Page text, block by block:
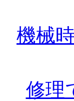
機械
修理